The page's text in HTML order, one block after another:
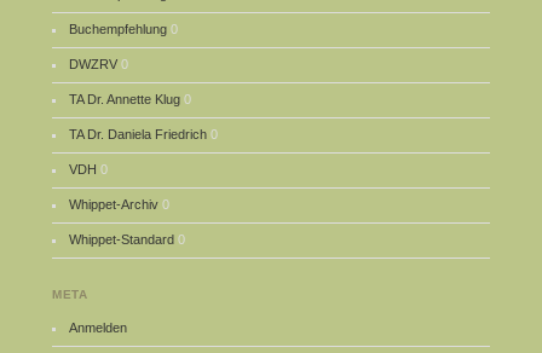
Buchempfehlung 0
DWZRV 0
TA Dr. Annette Klug 0
TA Dr. Daniela Friedrich 0
VDH 0
Whippet-Archiv 0
Whippet-Standard 0
META
Anmelden